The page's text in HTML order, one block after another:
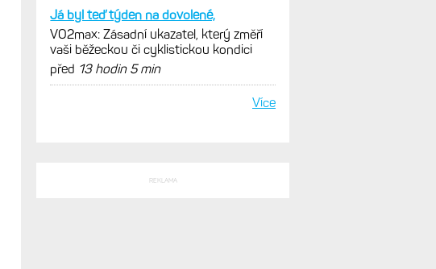
Já byl teď týden na dovolené,
VO2max: Zásadní ukazatel, který změří
vaši běžeckou či cyklistickou kondici
před 13 hodin 5 min
Více
REKLAMA